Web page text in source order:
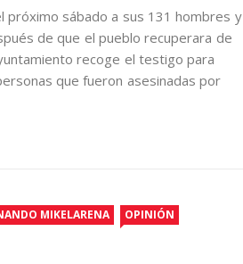
próximo sábado a sus 131 hombres y
de que el pueblo recuperara de
recoge el testigo para
que fueron asesinadas por
MIKELARENA OPINIÓN